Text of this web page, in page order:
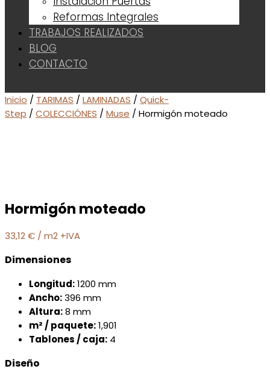
Reformas Integrales
TRABAJOS REALIZADOS
BLOG
CONTACTO
Inicio / TARIMAS / LAMINADAS / Quick-
Step / COLECCIÓNES / Muse / Hormigón moteado
Hormigón moteado
33,12€ / m2 +IVA
Dimensiones
Longitud:1200 mm
Ancho:396 mm
Altura:8 mm
m² / paquete:1,901
Tablones / caja: 4
Diseño